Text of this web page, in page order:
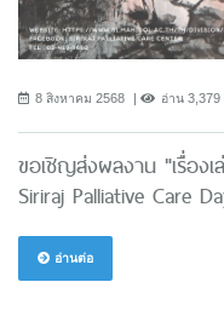
8 สิงหาคม 2568 อ่าน 3,379
ขอเชิญส่งผลงาน "เรื่องเ
Siriraj Palliative Care
อ่านต่อ